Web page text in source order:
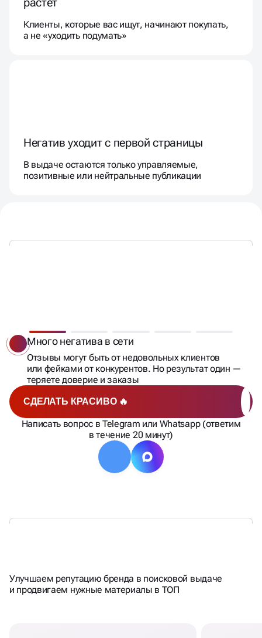
Клиенты, которые вас ищут, начинают покупать,
а не «уходить подумать»
Негатив уходит с первой страницы
В выдаче остаются только управляемые,
позитивные или нейтральные публикации
СДЕЛАТЬ КРАСИВО 🔥
Написать вопрос в Telegram или Whatsapp (ответим
в течение 20 минут)
Много негатива в сети
Отзывы могут быть от недовольных клиентов
или фейками от конкурентов. Но результат один —
теряете доверие и заказы
ДОВЕРИЕ ЧЕРЕЗ ПОИСК
Улучшаем репутацию бренда в поисковой выдаче
и продвигаем нужные материалы в ТОП